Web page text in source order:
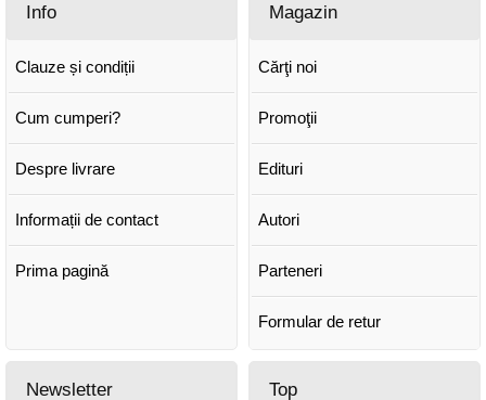
Info
Clauze și condiții
Cum cumperi?
Despre livrare
Informații de contact
Prima pagină
Magazin
Cărţi noi
Promoţii
Edituri
Autori
Parteneri
Formular de retur
Newsletter Top